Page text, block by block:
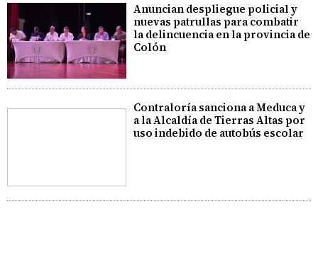
Anuncian despliegue policial y
nuevas patrullas para combatir
la delincuencia en la provincia de
Colón
Contraloría sanciona a Meduca y
a la Alcaldía de Tierras Altas por
uso indebido de autobús escolar